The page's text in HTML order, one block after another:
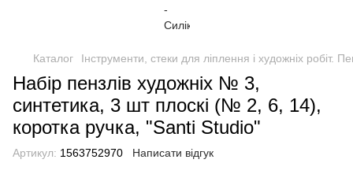
Каталог Інструменти, стеки для ліплення і художніх робіт.
Набір пензлів художніх № 3,
синтетика, 3 шт плоскі (№ 2, 6, 14),
коротка ручка, "Santi Studio"
Артикул: 1563752970 Написати відгук